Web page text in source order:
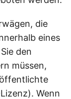
die
eines
den
müssen,
Wenn